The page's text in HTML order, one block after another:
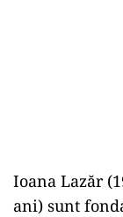
Ioana Lazăr
ani) sunt